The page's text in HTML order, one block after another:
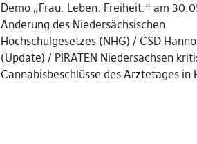
Demo „Frau. Leben. Freiheit.“ am
Änderung des Niedersächsischen
Hochschulgesetzes (NHG)
CSD
(Update)
PIRATEN Niedersachsen
Cannabisbeschlüsse des Ärztetages in